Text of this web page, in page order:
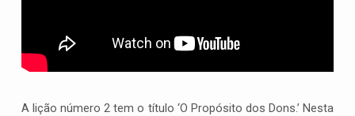
A lição número 2 tem o título ‘O Propósito dos Dons.’ Nesta